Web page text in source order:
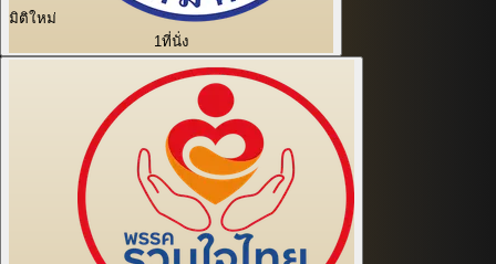
มิติใหม่
1ที่นั่ง